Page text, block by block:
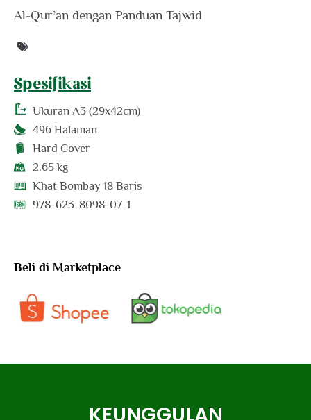
Al-Qur’an dengan Panduan Tajwid
Spesifikasi
Ukuran A3 (29x42cm)
496 Halaman
Hard Cover
2.65 kg
Khat Bombay 18 Baris
978-623-8098-07-1
Beli di Marketplace
KEUNGGULAN